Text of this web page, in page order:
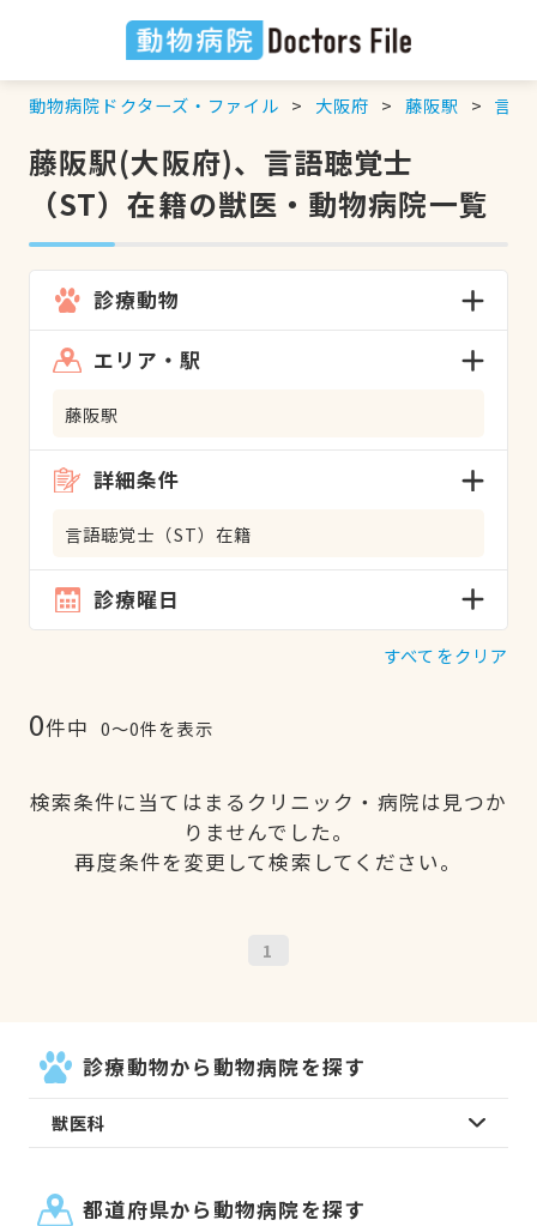
動物病院ドクターズ・ファイル 大阪府 藤阪駅 言語
藤阪駅(大阪府)、言語聴覚士
（ST）在籍の獣医・動物病院一覧
診療動物
エリア・駅
藤阪駅
詳細条件
言語聴覚士（ST）在籍
診療曜日
すべてをクリア
0件中 0〜0件を表示
検索条件に当てはまるクリニック・病院は見つか
りませんでした。
再度条件を変更して検索してください。
1
診療動物から動物病院を探す
獣医科
都道府県から動物病院を探す